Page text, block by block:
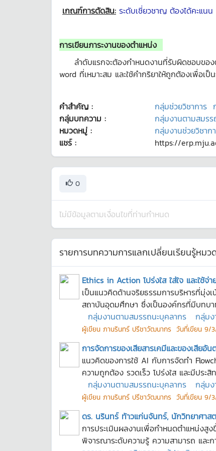
เกณฑ์การตัดสิน: ระดับเชี่ยวชาญ ต้องได้คะแน
การเขียนภาระงานของตำแหน่ง
ลำดับแรกจะต้องกำหนดงานที่รับผิดชอบของต
word ที่เหมาะสม และใช้คำกริยาให้ถูกต้องเพื่อ
คำสำคัญ : กลุ่มช่วยวิชาการ
กลุ่มบทความ :
กลุ่มงานตามสมรร
หมวดหมู่ :
กลุ่มงานช่วยวิชาก
แชร์ :
https://
0
ไม่มีข้อมูลตามเงื่อนไขที่ท่านกำหนด
รายการบทความการแลกเปลี่ยนเรียนรู้หมว
Ethics in Action โปร่งใส ใส่ใจ และใช้จ่
เป็นแนวคิดด้านจริยธรรมการบริหารที่มุ่ง
สถาบันอุดมศึกษา ซึ่งเป็นองค์กรที่มีบทบา
กลุ่มงานตามสมรรถนะบุคลากร
กลุ่มง
ผู้เขียน ภานรินทร์ ปรีชาวัฒนากร วันที่เขียน 9/
การจัดการของเสียสารเคมีและของเสียอัน
แนวคิดของการใช้ AI กับการจัดทำ
ความถูกต้อง รวดเร็ว โปร่งใส และมีประ
กลุ่มงานตามสมรรถนะบุคลากร
กลุ่มง
ผู้เขียน ภานรินทร์ ปรีชาวัฒนากร วันที่เขียน 9/
ดร. นรินทร์ ท้าวแก่นจันทร์, นักวิทยาศาส
การประเมินผลงานเพื่อกำหนดตำแหน่งสู
พิจารณาระดับความรู้ ความสามารถ และก